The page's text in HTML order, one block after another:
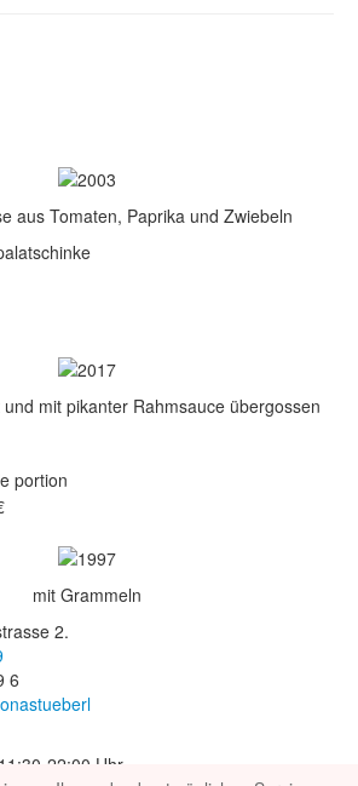
aus Tomaten, Paprika und Zwiebeln
mit pikanter Rahmsauce übergossen
portion
mit Grammeln
2.
6
22:00 Uhr